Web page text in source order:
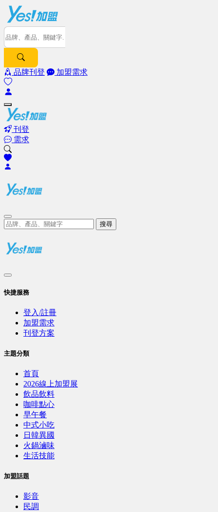
品牌刊登 加盟需求
刊登
需求
搜尋
快捷服務
登入/註冊
加盟需求
刊登方案
主題分類
首頁
2026線上加盟展
飲品飲料
咖啡點心
早午餐
中式小吃
日韓異國
火鍋滷味
生活技能
加盟話題
影音
民調